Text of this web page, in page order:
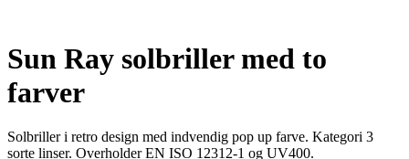
Sun Ray solbriller med to
farver
Solbriller i retro design med indvendig pop up farve. Kategori 3
sorte linser. Overholder EN ISO 12312-1 og UV400.